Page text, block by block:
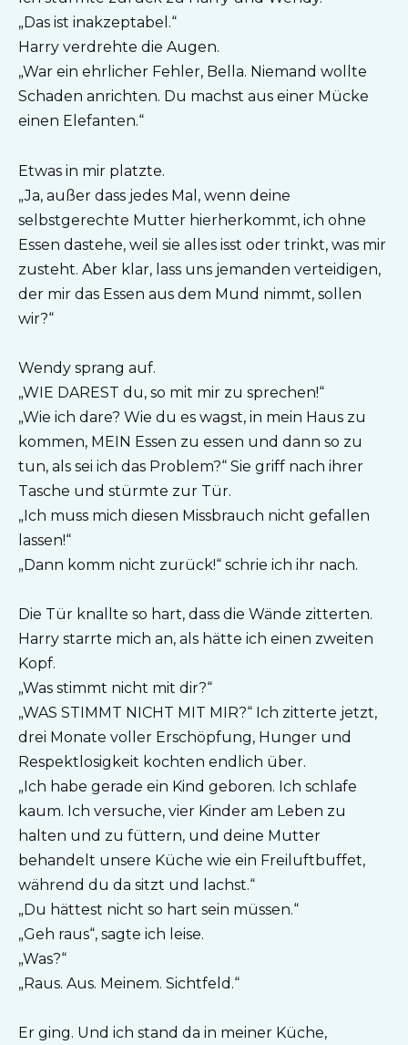
„Das ist inakzeptabel.“
Harry verdrehte die Augen.
„War ein ehrlicher Fehler, Bella. Niemand wollte
Schaden anrichten. Du machst aus einer Mücke
einen Elefanten.“
Etwas in mir platzte.
„Ja, außer dass jedes Mal, wenn deine
selbstgerechte Mutter hierherkommt, ich ohne
Essen dastehe, weil sie alles isst oder trinkt, was mir
zusteht. Aber klar, lass uns jemanden verteidigen,
der mir das Essen aus dem Mund nimmt, sollen
wir?“
Wendy sprang auf.
„WIE DAREST du, so mit mir zu sprechen!“
„Wie ich dare? Wie du es wagst, in mein Haus zu
kommen, MEIN Essen zu essen und dann so zu
tun, als sei ich das Problem?“ Sie griff nach ihrer
Tasche und stürmte zur Tür.
„Ich muss mich diesen Missbrauch nicht gefallen
lassen!“
„Dann komm nicht zurück!“ schrie ich ihr nach.
Die Tür knallte so hart, dass die Wände zitterten.
Harry starrte mich an, als hätte ich einen zweiten
Kopf.
„Was stimmt nicht mit dir?“
„WAS STIMMT NICHT MIT MIR?“ Ich zitterte jetzt,
drei Monate voller Erschöpfung, Hunger und
Respektlosigkeit kochten endlich über.
„Ich habe gerade ein Kind geboren. Ich schlafe
kaum. Ich versuche, vier Kinder am Leben zu
halten und zu füttern, und deine Mutter
behandelt unsere Küche wie ein Freiluftbuffet,
während du da sitzt und lachst.“
„Du hättest nicht so hart sein müssen.“
„Geh raus“, sagte ich leise.
„Was?“
„Raus. Aus. Meinem. Sichtfeld.“
Er ging. Und ich stand da in meiner Küche,